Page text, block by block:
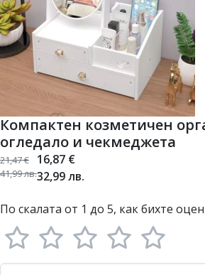
Компактен козметичен
огледало и чекмеджета
16,87 €
32,99лв.
21,47€
41,99лв.
По скалата от 1 до 5, как бихте